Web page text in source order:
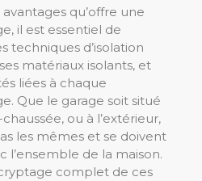
qu’offre une
il est essentiel de
techniques d’isolation
matériaux isolants, et
liées à chaque
Que le garage soit situé
ou à l’extérieur,
les mêmes et se doivent
l’ensemble de la maison.
complet de ces